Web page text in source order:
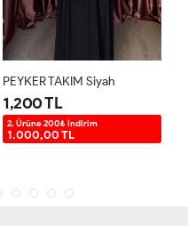
PEYKER TAKIM Siyah
1,200 TL
2. Ürüne 200₺ İndirim
1.000,00 TL